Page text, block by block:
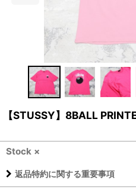
【STUSSY】8BALL
Stock ×
返品特約に関する重要事項